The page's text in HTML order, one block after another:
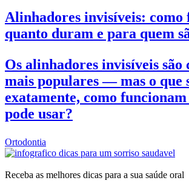
Alinhadores invisíveis: como
quanto duram e para quem
Os alinhadores invisíveis são
mais populares — mas o que
exatamente, como funcionam
pode usar?
Ortodontia
Receba as melhores dicas para a sua saúde oral